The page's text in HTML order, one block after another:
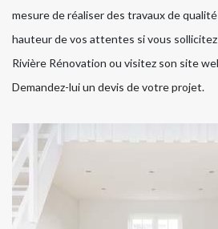
mesure de réaliser des travaux de
hauteur de vos attentes si vous
Rivière Rénovation ou visitez son site
Demandez-lui un devis de votre projet.